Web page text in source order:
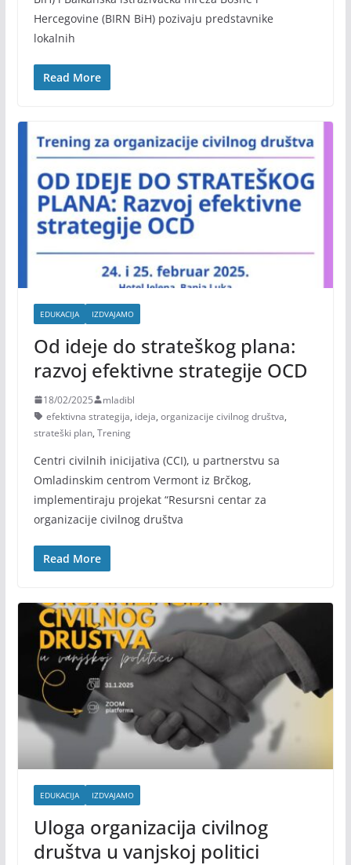
Hercegovine (BIRN BiH) pozivaju predstavnike
lokalnih
Read More
EDUKACIJA IZDVAJAMO
Od ideje do strateškog plana:
razvoj efektivne strategije OCD
18/02/2025
mladibl
efektivna strategija, ideja, organizacije civilnog društva,
strateški plan, Trening
Centri civilnih inicijativa (CCI), u partnerstvu sa
Omladinskim centrom Vermont iz Brčkog,
implementiraju projekat “Resursni centar za
organizacije civilnog društva
Read More
EDUKACIJA IZDVAJAMO
Uloga organizacija civilnog
društva u vanjskoj politici